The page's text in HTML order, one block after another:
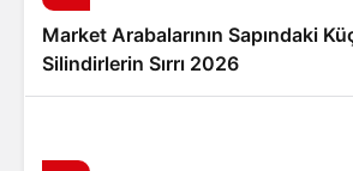
Market Arabalarının Sapındaki
Silindirlerin Sırrı 2026